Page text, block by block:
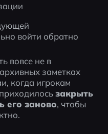
войти обратно
вовсе не в
заметках
когда игрокам
закрыть
его заново, чтобы